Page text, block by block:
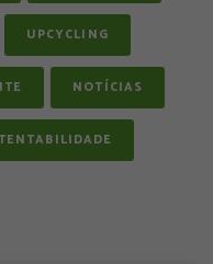
UPCYCLING
NOTÍCIAS